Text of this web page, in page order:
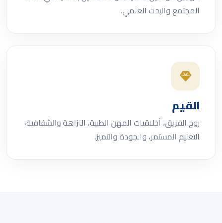
المجتمع والبحث العلمي.
القيم
روح الفريق، أخلاقيات المهن الطبية، النزاهة والشفافية،
التعليم المستمر، والجودة والتميز.